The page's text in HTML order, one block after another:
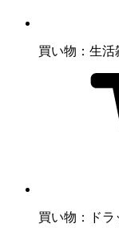
買い物：生活
買い物：ドラ